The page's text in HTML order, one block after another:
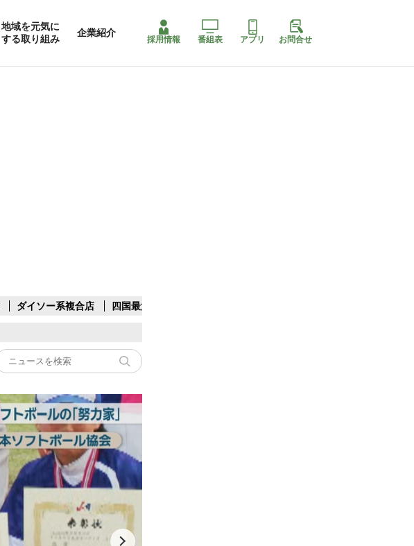
地域を元気に
する取り組み
企業紹介
採用情報 番組表 アプリ お問合せ
ダイソー系複合店 四国最大スリコ